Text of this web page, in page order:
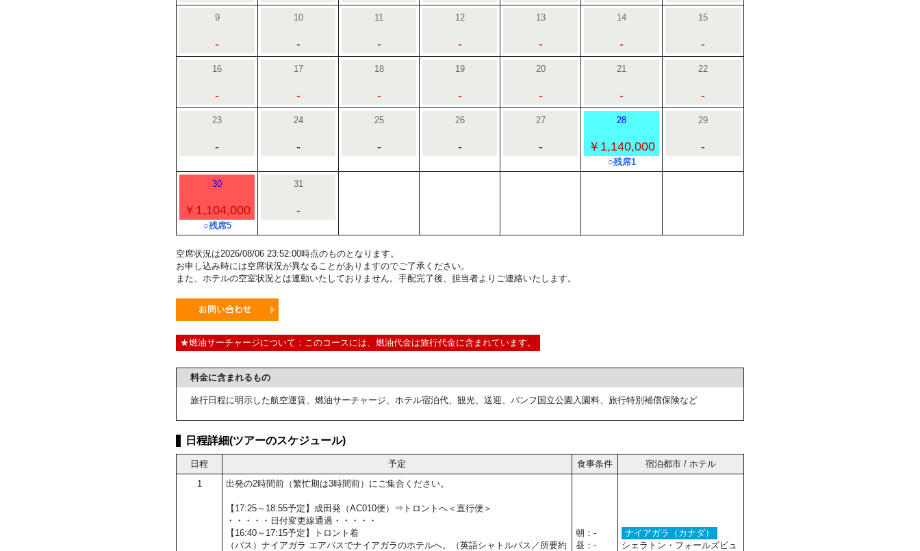
9
-
10
-
11
-
12
-
13
-
14
-
15
-
16
-
17
-
18
-
19
-
20
-
21
-
22
-
23
-
24
-
25
-
26
-
27
-
28
￥1,140,000
○残席1
29
-
30
￥1,104,000
○残席5
31
-
空席状況は2026/08/06 23:52:00時点のものとなります。
お申し込み時には空席状況が異なることがありますのでご了承ください。
また、ホテルの空室状況とは連動いたしておりません。手配完了後、担当者よりご連絡いたします。
★燃油サーチャージについて：このコースには、燃油代金は旅行代金に含まれています。
料金に含まれるもの
旅行日程に明示した航空運賃、燃油サーチャージ、ホテル宿泊代、観光、送迎、バンフ国立公園入園料、旅行特別補償保険など
日程詳細(ツアーのスケジュール)
日程 予定 食事条件
宿泊都市 / ホテル
1
出発の2時間前（繁忙期は3時間前）にご集合ください。
【17:25～18:55予定】成田発（AC010便）⇒トロントへ＜直行便＞
・・・・・日付変更線通過・・・・・
【16:40～17:15予定】トロント着
（バス）ナイアガラ エアバスでナイアガラのホテルへ。（英語シャトルバス／所要約
朝：-
昼：-
ナイアガラ（カナダ）
シェラトン・フォールズビュ